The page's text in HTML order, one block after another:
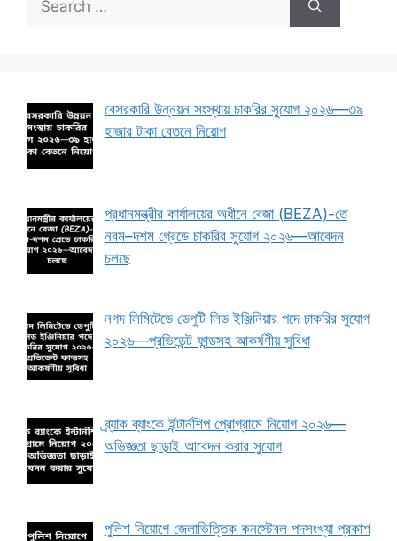
for:
বেসরকারি উন্নয়ন সংস্থায় চাকরির সুযোগ ২০২৬—৩৯
হাজার টাকা বেতনে নিয়োগ
প্রধানমন্ত্রীর কার্যালয়ের অধীনে বেজা (BEZA)-তে
নবম–দশম গ্রেডে চাকরির সুযোগ ২০২৬—আবেদন
চলছে
নগদ লিমিটেডে ডেপুটি লিড ইঞ্জিনিয়ার পদে চাকরির সুযোগ
২০২৬—প্রভিডেন্ট ফান্ডসহ আকর্ষণীয় সুবিধা
ব্র্যাক ব্যাংকে ইন্টার্নশিপ প্রোগ্রামে নিয়োগ ২০২৬—
অভিজ্ঞতা ছাড়াই আবেদন করার সুযোগ
পুলিশ নিয়োগে জেলাভিত্তিক কনস্টেবল পদসংখ্যা প্রকাশ